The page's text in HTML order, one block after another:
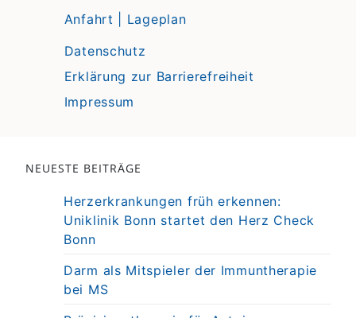
Anfahrt | Lageplan
Datenschutz
Erklärung zur Barrierefreiheit
Impressum
NEUESTE BEITRÄGE
Herzerkrankungen früh erkennen:
Uniklinik Bonn startet den Herz Check
Bonn
Darm als Mitspieler der Immuntherapie
bei MS